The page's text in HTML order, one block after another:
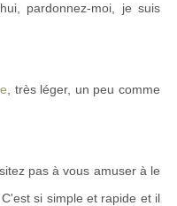
pardonnez-moi, je suis
, très léger, un peu comme
pas à vous amuser à le
si simple et rapide et il